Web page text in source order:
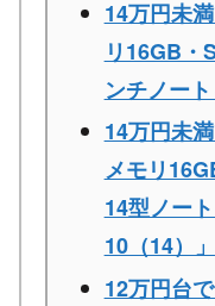
14万円未
リ16GB・
ンチノー
14万円未
メモリ
14型ノー
10（14）」
12万円台